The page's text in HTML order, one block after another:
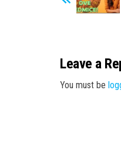
Leave a
You must be